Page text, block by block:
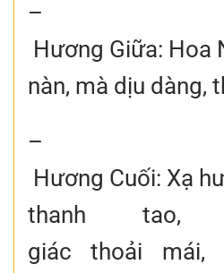
–
Hương Giữa: Hoa
nàn, mà dịu dàng,
–
Hương Cuối: Xạ
thanh tao,
giác thoải mái,